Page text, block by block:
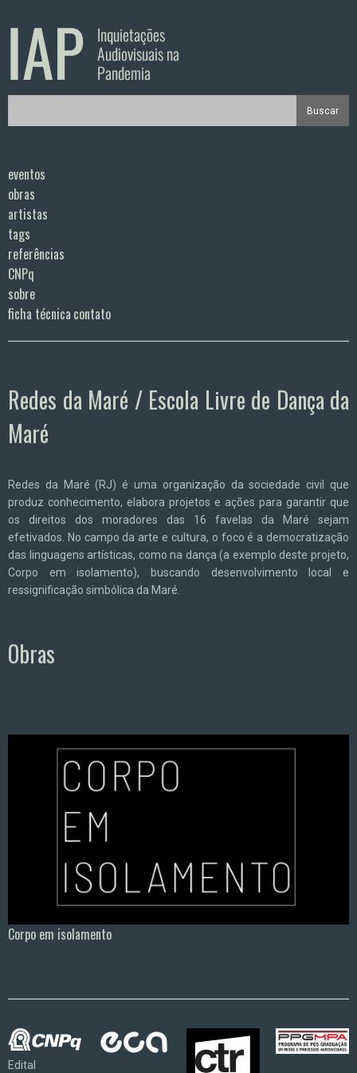
eventos
obras
artistas
tags
referências
CNPq
sobre
ficha técnica contato
Redes da Maré / Escola Livre de Dança da
Maré
Redes da Maré (RJ) é uma organização da sociedade civil que
produz conhecimento, elabora projetos e ações para garantir que
os direitos dos moradores das 16 favelas da Maré sejam
efetivados. No campo da arte e cultura, o foco é a democratização
das linguagens artísticas, como na dança (a exemplo deste projeto,
Corpo em isolamento), buscando desenvolvimento local e
ressignificação simbólica da Maré.
Obras
Corpo em isolamento
Edital